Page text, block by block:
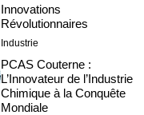
Innovations
Révolutionnaires
Industrie
PCAS Couterne :
L’Innovateur de l’Industrie
Chimique à la Conquête
Mondiale